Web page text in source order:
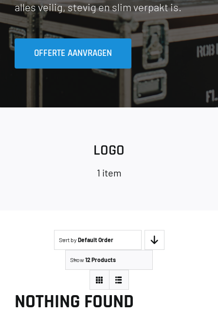
alles veilig, stevig en slim verpakt is.
OFFERTE AANVRAGEN
LOGO
1 item
Sort by Default Order
Show12 Products
NOTHING FOUND